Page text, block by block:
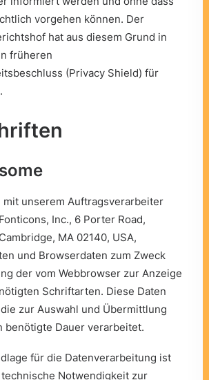
vorgehen können. Der
hat aus diesem Grund in
früheren
(Privacy Shield) für
unserem Auftragsverarbeiter
Inc., 6 Porter Road,
MA 02140, USA,
und Browserdaten zum Zweck
der vom Webbrowser zur Anzeige
Schriftarten. Diese Daten
zur Auswahl und Übermittlung
benötigte Dauer verarbeitet.
für die Datenverarbeitung ist
Notwendigkeit zur